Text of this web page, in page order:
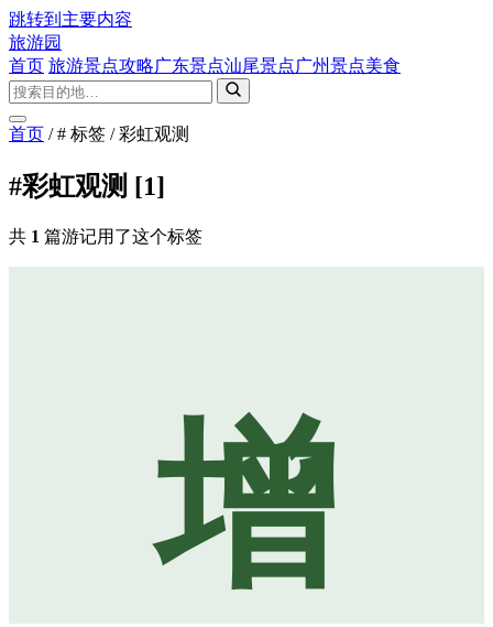
跳转到主要内容
旅游园
首页 旅游景点攻略广东景点汕尾景点广州景点美食
首页 / # 标签 / 彩虹观测
#彩虹观测 [1]
共 1 篇游记用了这个标签
增